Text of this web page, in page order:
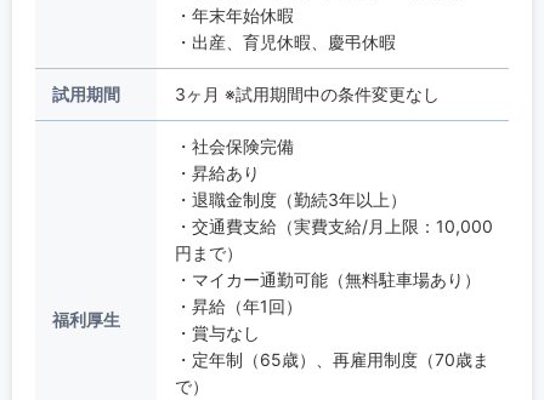
・年末年始休暇
・出産、育児休暇、慶弔休暇
試用期間 3ヶ月 ※試用期間中の条件変更なし
福利厚生
・社会保険完備
・昇給あり
・退職金制度（勤続3年以上）
・交通費支給（実費支給/月上限：10,000
円まで）
・マイカー通勤可能（無料駐車場あり）
・昇給（年1回）
・賞与なし
・定年制（65歳）、再雇用制度（70歳ま
で）